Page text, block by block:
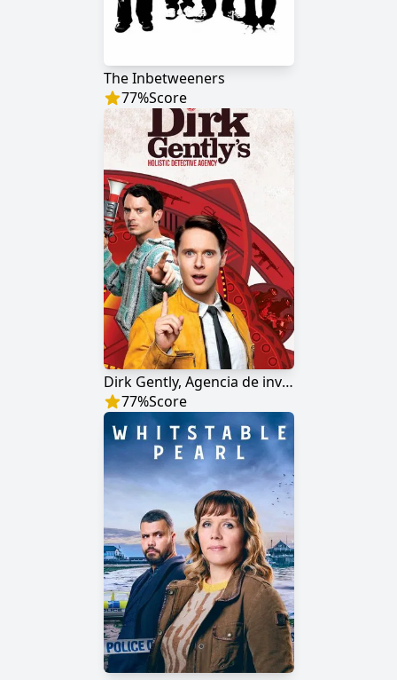
The Inbetweeners
77%Score
Dirk Gently, Agencia de investigaciones holísticas
77%Score